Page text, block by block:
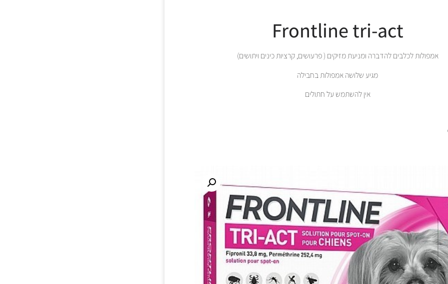
Frontline tri-act
אמפולות לכלבים להדברה ומניעת מזיקים ( פרעושים, קרציות כינים ויתושים)
מגיע שלושה אמפולות בחבילה
אין להשתמש על חתולים